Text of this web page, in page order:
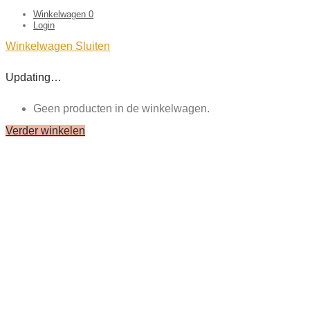
Winkelwagen 0
Login
Winkelwagen Sluiten
Updating…
Geen producten in de winkelwagen.
Verder winkelen